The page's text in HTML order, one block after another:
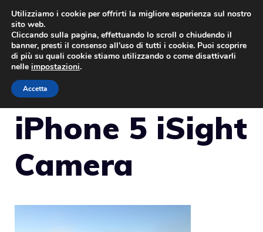
Vai
contenuto
iPhone 5 iSight
Camera
Utilizziamo i cookie per offrirti la migliore esperienza sul nostro
sito web.
Cliccando sulla pagina, effettuando lo scroll o chiudendo il
banner, presti il consenso all’uso di tutti i cookie. Puoi scoprire
di più su quali cookie stiamo utilizzando o come disattivarli
nelle impostazioni.
Accetta